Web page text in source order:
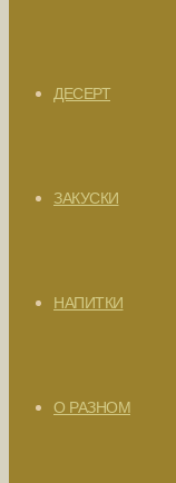
ДЕСЕРТ
ЗАКУСКИ
НАПИТКИ
О РАЗНОМ